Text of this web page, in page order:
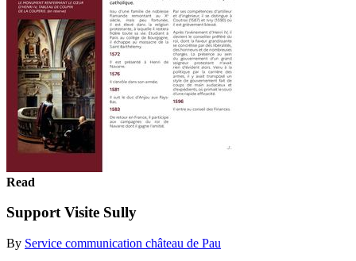
Read
Support Visite Sully
By Service communication château de Pau